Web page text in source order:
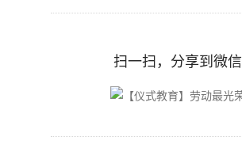
扫一扫，分享到微信